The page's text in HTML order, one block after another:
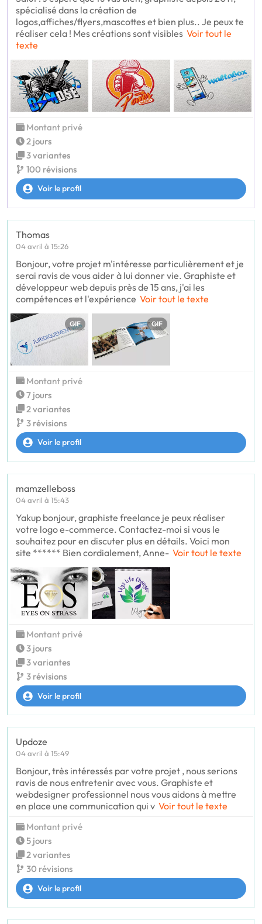
spécialisé dans la création de
logos,affiches/flyers,mascottes et bien plus.. Je peux te
réaliser cela ! Mes créations sont visibles Voir tout le
texte
Montant privé
2 jours
3 variantes
100 révisions
Voir le profil
Thomas
04 avril à 15:26
Bonjour, votre projet m'intéresse particulièrement et je
serai ravis de vous aider à lui donner vie. Graphiste et
développeur web depuis près de 15 ans, j'ai les
compétences et l'expérience Voir tout le texte
GIF GIF
Montant privé
7 jours
2 variantes
3 révisions
Voir le profil
mamzelleboss
04 avril à 15:43
Yakup bonjour, graphiste freelance je peux réaliser
votre logo e-commerce. Contactez-moi si vous le
souhaitez pour en discuter plus en détails. Voici mon
site ****** Bien cordialement, Anne- Voir tout le texte
Montant privé
3 jours
3 variantes
3 révisions
Voir le profil
Updoze
04 avril à 15:49
Bonjour, très intéressés par votre projet , nous serions
ravis de nous entretenir avec vous. Graphiste et
webdesigner professionnel nous vous aidons à mettre
en place une communication qui v Voir tout le texte
Montant privé
5 jours
2 variantes
30 révisions
Voir le profil